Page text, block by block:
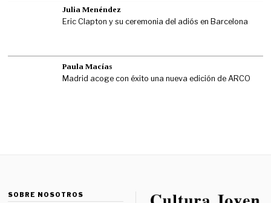
Julia Menéndez
Eric Clapton y su ceremonia del adiós en Barcelona
Paula Macías
Madrid acoge con éxito una nueva edición de ARCO
SOBRE NOSOTROS